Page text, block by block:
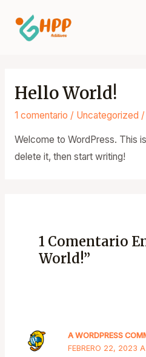
contenido
Hello World!
1 comentario / Uncategorized
Welcome to WordPress. This
delete it, then start writing!
1 Comentario
World!”
A WORDPRESS
FEBRERO 22, 2023